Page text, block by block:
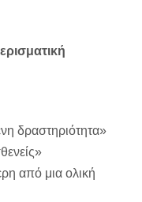
δραστηριότητα»
από μια ολική